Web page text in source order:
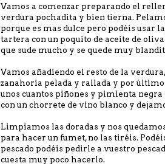
Vamos a comenzar preparando el
verdura pochadita y bien tierna.
porque es mas dulce pero podéis usar
tartera con un poquito de aceite de
que sude mucho y se quede muy
Vamos añadiendo el resto de la
zanahoria pelada y rallada y por
unos cuantos piñones y pimienta
con un chorrete de vino blanco y
Limpiamos las doradas y nos
para hacer un fumet, no las tiréis.
pescado podéis pedirle a vuestro
cuesta muy poco hacerlo.